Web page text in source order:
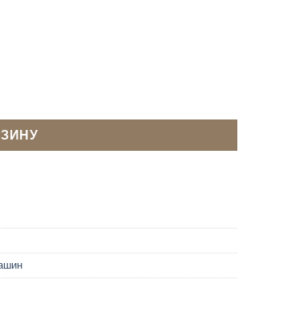
BECKERT B27/DCx27 120 FFG/SES